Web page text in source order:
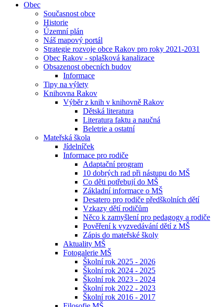
Obec
Současnost obce
Historie
Územní plán
Náš mapový portál
Strategie rozvoje obce Rakov pro roky 2021-2031
Obec Rakov - splašková kanalizace
Obsazenost obecních budov
Informace
Tipy na výlety
Knihovna Rakov
Výběr z knih v knihovně Rakov
Dětská literatura
Literatura faktu a naučná
Beletrie a ostatní
Mateřská škola
Jídelníček
Informace pro rodiče
Adaptační program
10 dobrých rad při nástupu do MŠ
Co děti potřebují do MŠ
Základní informace o MŠ
Desatero pro rodiče předškolních dětí
Vzkazy dětí rodičům
Něco k zamyšlení pro pedagogy a rodiče
Pověření k vyzvedávání dětí z MŠ
Zápis do mateřské školy
Aktuality MŠ
Fotogalerie MŠ
Školní rok 2025 - 2026
Školní rok 2024 - 2025
Školní rok 2023 - 2024
Školní rok 2022 - 2023
Školní rok 2016 - 2017